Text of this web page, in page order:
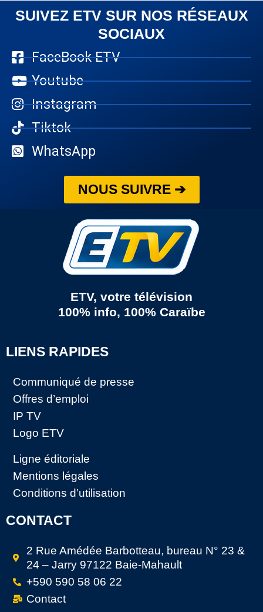
SUIVEZ ETV SUR NOS RÉSEAUX
SOCIAUX
FaceBook ETV
Youtube
Instagram
Tiktok
WhatsApp
NOUS SUIVRE ➔
ETV, votre télévision
100% info, 100% Caraïbe
LIENS RAPIDES
Communiqué de presse
Offres d’emploi
IP TV
Logo ETV
Ligne éditoriale
Mentions légales
Conditions d’utilisation
CONTACT
2 Rue Amédée Barbotteau, bureau N° 23 &
24 – Jarry 97122 Baie-Mahault
+590 590 58 06 22
Contact